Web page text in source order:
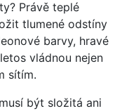
Právě teplé
tlumené odstíny
barvy, hravé
vládnou nejen
sítím.
být složitá ani